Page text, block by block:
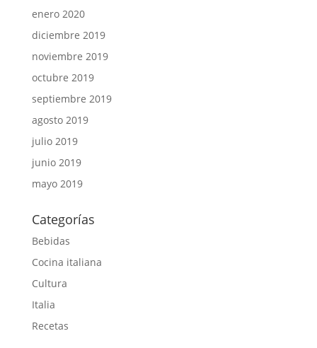
enero 2020
diciembre 2019
noviembre 2019
octubre 2019
septiembre 2019
agosto 2019
julio 2019
junio 2019
mayo 2019
Categorías
Bebidas
Cocina italiana
Cultura
Italia
Recetas